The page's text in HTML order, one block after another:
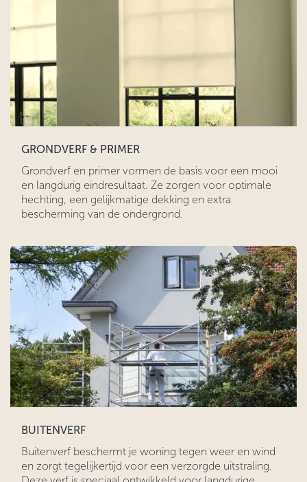
GRONDVERF & PRIMER
Grondverf en primer vormen de basis voor een mooi
en langdurig eindresultaat. Ze zorgen voor optimale
hechting, een gelijkmatige dekking en extra
bescherming van de ondergrond.
BUITENVERF
Buitenverf beschermt je woning tegen weer en wind
en zorgt tegelijkertijd voor een verzorgde uitstraling.